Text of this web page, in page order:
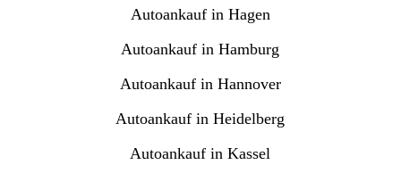
Autoankauf in Hagen
Autoankauf in Hamburg
Autoankauf in Hannover
Autoankauf in Heidelberg
Autoankauf in Kassel